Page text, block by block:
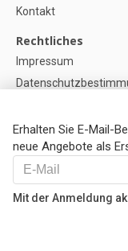
Erhalten Sie E-Mail-
neue Angebote als
Mit der Anmeldung
Kontakt
Rechtliches
Impressum
Cookie-Einstellunge
Hilfe
FAQ
Unsere Partner